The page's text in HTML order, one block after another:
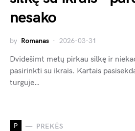
nesako
by Romanas 2026-03-31
Dvidešimt metų pirkau silkę ir
pasirinkti su ikrais. Kartais
turguje…
P PREKĖS